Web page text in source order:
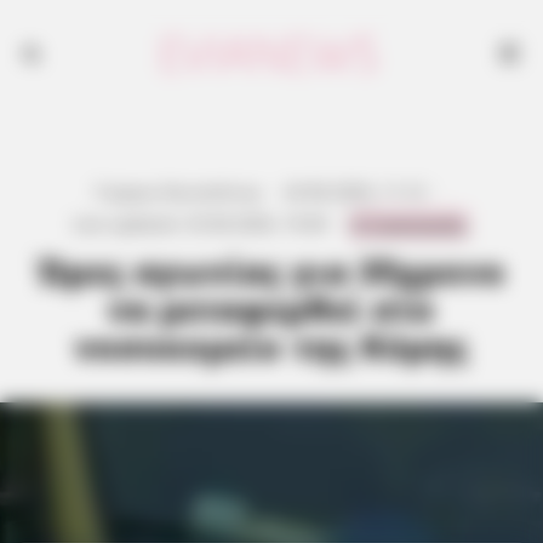
Ώρες αγωνίας για 35χρονο
να μεταφερθεί στο
νοσοκομείο της Κύμης